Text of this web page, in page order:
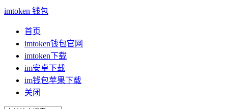
imtoken 钱包
首页
imtoken钱包官网
imtoken下载
im安卓下载
im钱包苹果下载
关闭